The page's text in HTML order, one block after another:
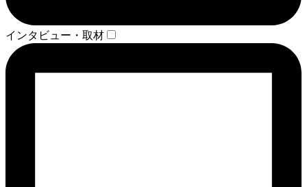
インタビュー・取材